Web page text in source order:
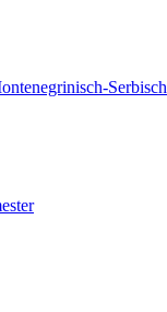
Serbisch